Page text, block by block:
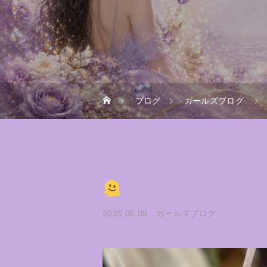
ブログ ガールズブログ
2025.06.09 ガールズブログ